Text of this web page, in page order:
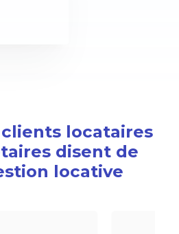
clients locataires
disent de
locative